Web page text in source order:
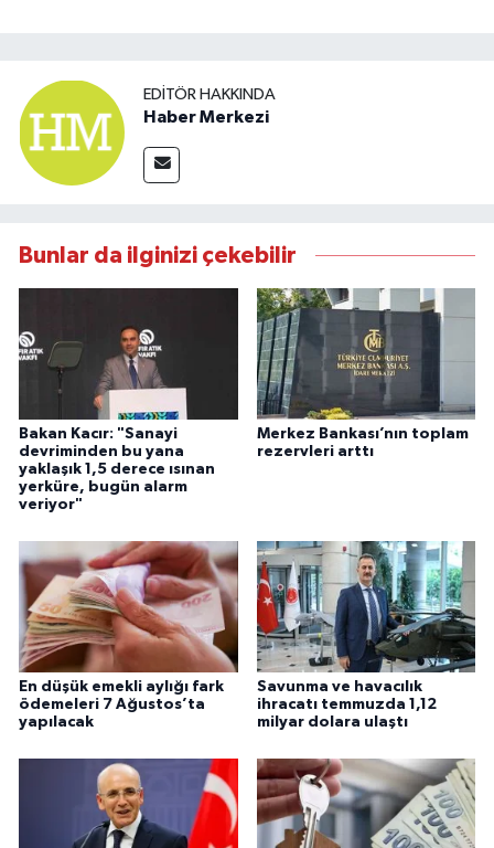
EDITÖR HAKKINDA
Haber Merkezi
Bunlar da ilginizi çekebilir
Bakan Kacır: "Sanayi
devriminden bu yana
yaklaşık 1,5 derece ısınan
yerküre, bugün alarm
veriyor"
Merkez Bankası’nın toplam
rezervleri arttı
En düşük emekli aylığı fark
ödemeleri 7 Ağustos’ta
yapılacak
Savunma ve havacılık
ihracatı temmuzda 1,12
milyar dolara ulaştı